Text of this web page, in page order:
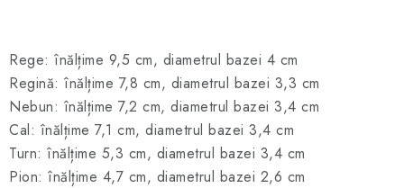
Rege: înălțime 9,5 cm, diametrul bazei 4 cm
Regină: înălțime 7,8 cm, diametrul bazei 3,3 cm
Nebun: înălțime 7,2 cm, diametrul bazei 3,4 cm
Cal: înălțime 7,1 cm, diametrul bazei 3,4 cm
Turn: înălțime 5,3 cm, diametrul bazei 3,4 cm
Pion: înălțime 4,7 cm, diametrul bazei 2,6 cm